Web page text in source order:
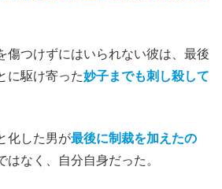
傷つけずにはいられない彼は、最後
に駆け寄った妙子までも刺し殺して
化した男が最後に制裁を加えたの
はなく、自分自身だった。